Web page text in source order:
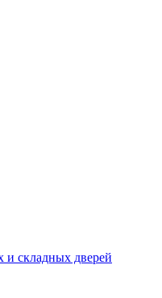
и складных дверей